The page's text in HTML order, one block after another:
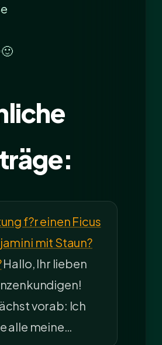
f?r einen Ficus
mit Staun?
Hallo, Ihr lieben
vorab: Ich
alle meine…